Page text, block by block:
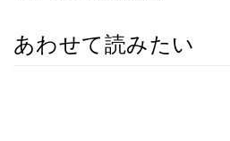
あわせて読みたい